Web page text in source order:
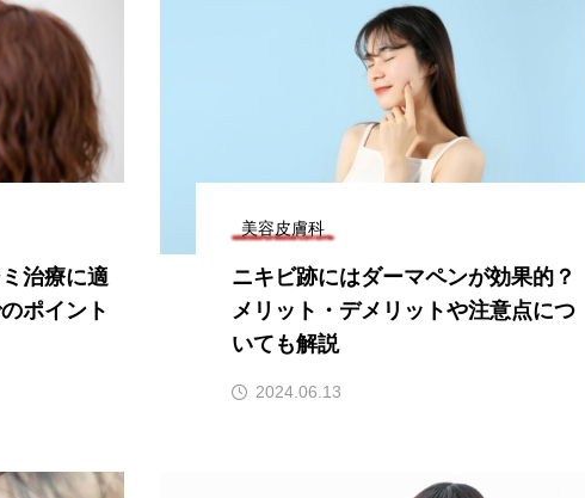
治療に適
ポイント
美容皮膚科
ニキビ跡にはダーマペンが効果的？
メリット・デメリットや注意点につ
いても解説
2024.06.13